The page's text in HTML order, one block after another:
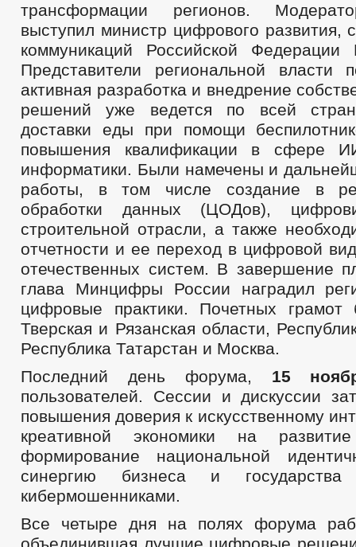
трансформации регионов.
выступил министр цифрового развития,
коммуникаций Российской
Представители региональной власти
активная разработка и внедрение
решений уже ведется по всей
доставки еды при помощи
повышения квалификации в сфере
информатики. Были намечены и
работы, в том числе создание в
обработки данных (ЦОДов),
строительной отрасли, а также
отчетности и ее переход в цифровой
отечественных систем. В завершение
глава Минцифры России наградил
цифровые практики. Почетных грамот
Тверская и Рязанская области,
Республика Татарстан и Москва.
Последний день форума, 15
пользователей. Сессии и дискуссии
повышения доверия к искусственному
креативной экономики на
формирование национальной
синергию бизнеса и
кибермошенниками.
Все четыре дня на полях форума